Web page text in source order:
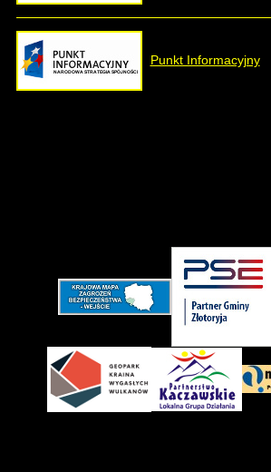
Punkt Informacyjny